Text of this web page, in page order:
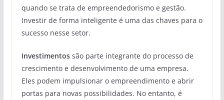
quando se trata de empreendedorismo e gestão.
Investir de forma inteligente é uma das chaves para o
sucesso nesse setor.
Investimentossão parte integrante do processo de
crescimento e desenvolvimento de uma empresa.
Eles podem impulsionar o empreendimento e abrir
portas para novas possibilidades. No entanto, é